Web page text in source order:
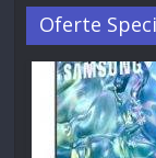
Oferte